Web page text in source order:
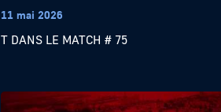
11 mai 2026
T DANS LE MATCH # 75